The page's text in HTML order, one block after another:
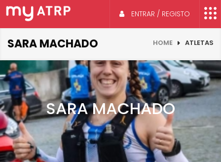
ENTRAR / REGISTO
SARA MACHADO HOME ATLETAS
SARA MACHADO